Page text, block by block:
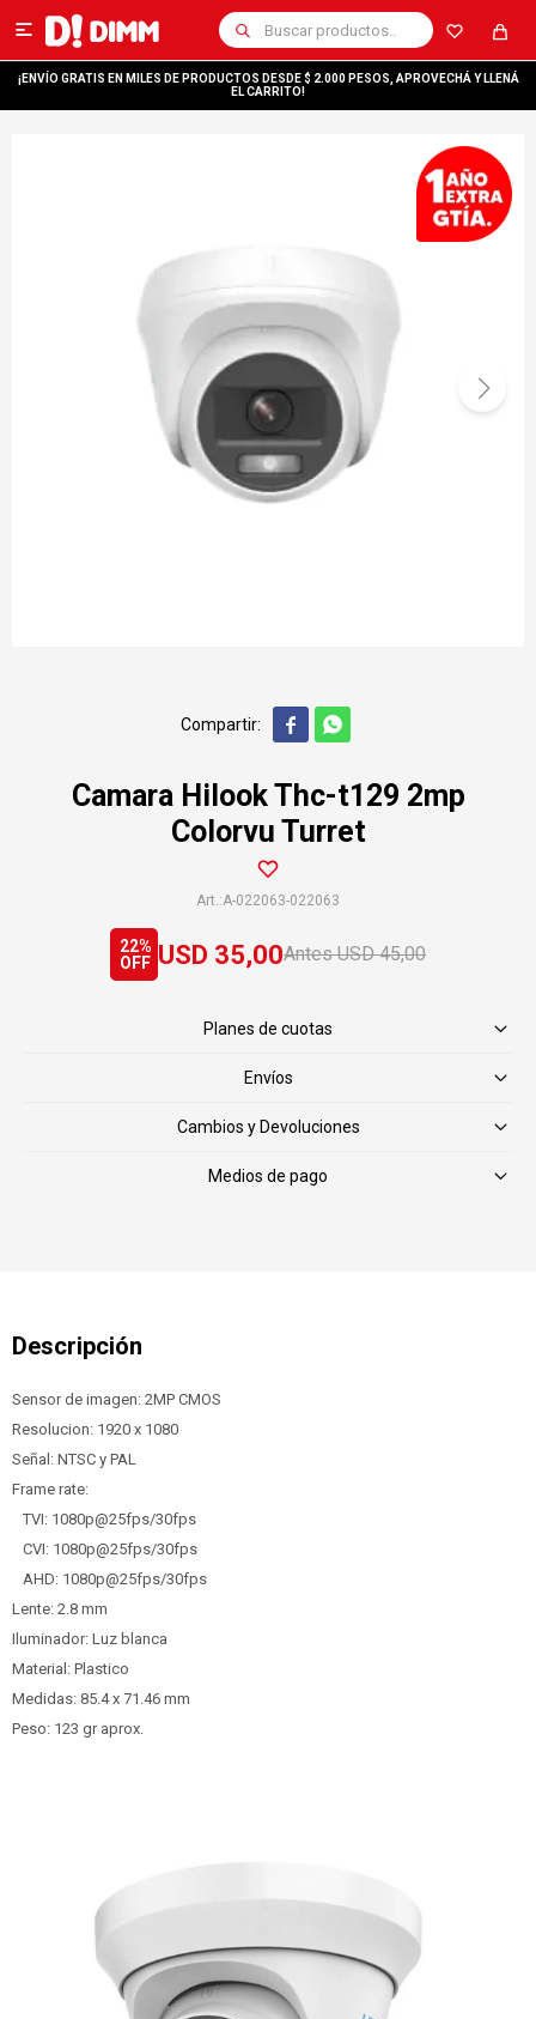

¡ENVÍO GRATIS EN MILES DE PRODUCTOS DESDE $ 2.000 PESOS, APROVECHÁ Y LLENÁ
EL CARRITO!
 
Camara Hilook Thc-t129 2mp
Colorvu Turret
A-022063-022063
USD 35,00 USD 45,00
22
Planes de cuotas
Envíos
Cambios y Devoluciones
Medios de pago
Sensor de imagen: 2MP CMOS
Resolucion: 1920 x 1080
Señal: NTSC y PAL
Frame rate:
TVI: 1080p@25fps/30fps
CVI: 1080p@25fps/30fps
AHD: 1080p@25fps/30fps
Lente: 2.8 mm
Iluminador: Luz blanca
Material: Plastico
Medidas: 85.4 x 71.46 mm
Peso: 123 gr aprox.